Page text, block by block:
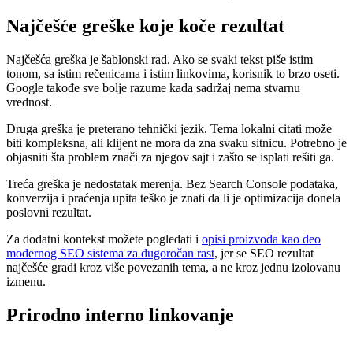
Najčešće greške koje koče rezultat
Najčešća greška je šablonski rad. Ako se svaki tekst piše istim
tonom, sa istim rečenicama i istim linkovima, korisnik to brzo oseti.
Google takođe sve bolje razume kada sadržaj nema stvarnu
vrednost.
Druga greška je preterano tehnički jezik. Tema lokalni citati može
biti kompleksna, ali klijent ne mora da zna svaku sitnicu. Potrebno je
objasniti šta problem znači za njegov sajt i zašto se isplati rešiti ga.
Treća greška je nedostatak merenja. Bez Search Console podataka,
konverzija i praćenja upita teško je znati da li je optimizacija donela
poslovni rezultat.
Za dodatni kontekst možete pogledati i opisi proizvoda kao deo
modernog SEO sistema za dugoročan rast, jer se SEO rezultat
najčešće gradi kroz više povezanih tema, a ne kroz jednu izolovanu
izmenu.
Prirodno interno linkovanje